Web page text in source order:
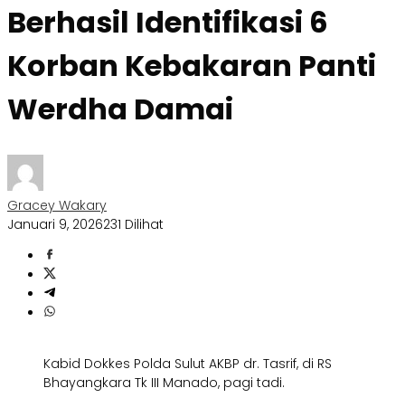
Berhasil Identifikasi 6
Korban Kebakaran Panti
Werdha Damai
Gracey Wakary
Januari 9, 2026231 Dilihat
Kabid Dokkes Polda Sulut AKBP dr. Tasrif, di RS
Bhayangkara Tk III Manado, pagi tadi.